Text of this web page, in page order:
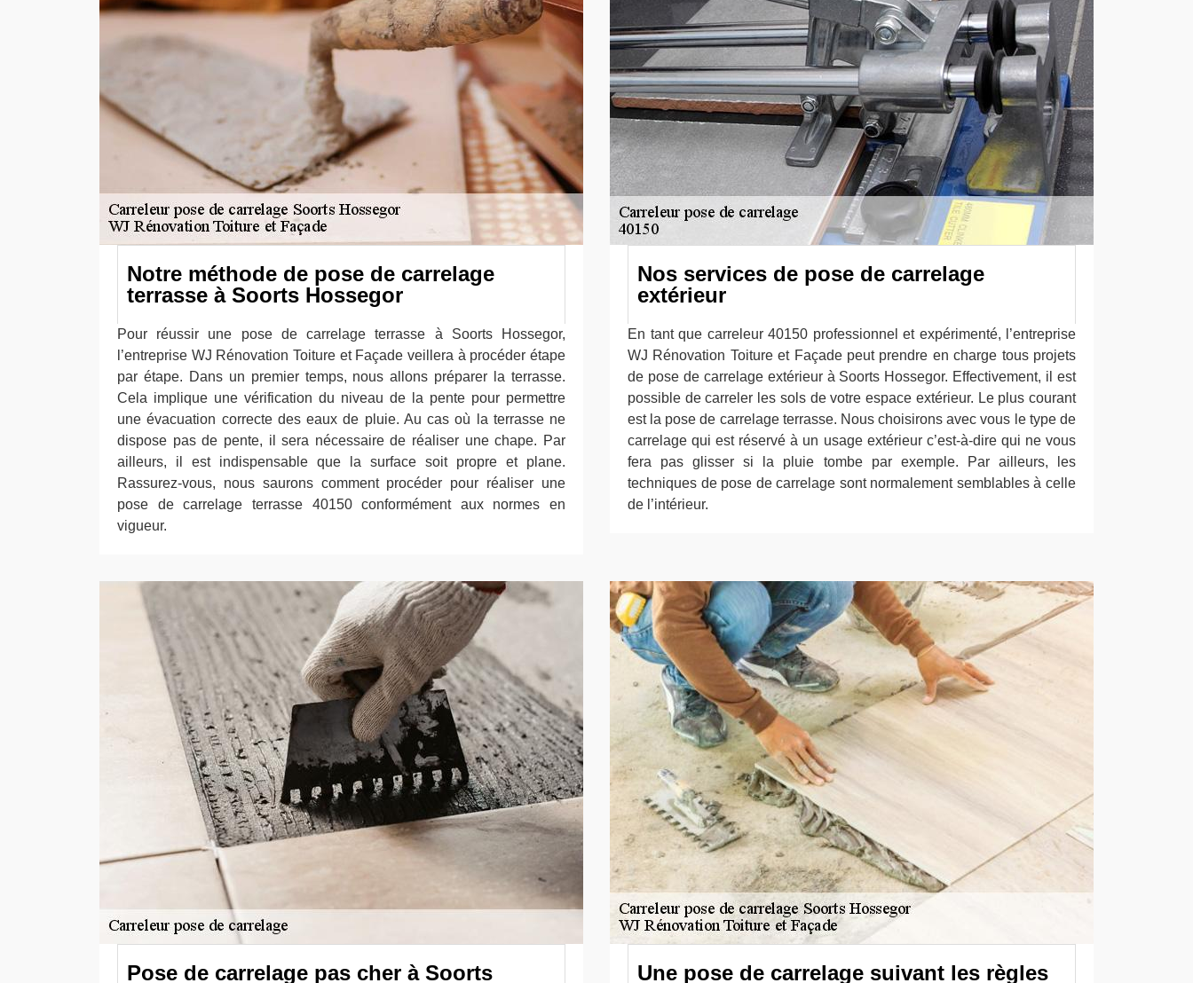
Notre méthode de pose de carrelage
terrasse à Soorts Hossegor
Pour réussir une pose de carrelage terrasse à Soorts Hossegor,
l’entreprise WJ Rénovation Toiture et Façade veillera à procéder étape
par étape. Dans un premier temps, nous allons préparer la terrasse.
Cela implique une vérification du niveau de la pente pour permettre
une évacuation correcte des eaux de pluie. Au cas où la terrasse ne
dispose pas de pente, il sera nécessaire de réaliser une chape. Par
ailleurs, il est indispensable que la surface soit propre et plane.
Rassurez-vous, nous saurons comment procéder pour réaliser une
pose de carrelage terrasse 40150 conformément aux normes en
vigueur.
Nos services de pose de carrelage
extérieur
En tant que carreleur 40150 professionnel et expérimenté, l’entreprise
WJ Rénovation Toiture et Façade peut prendre en charge tous projets
de pose de carrelage extérieur à Soorts Hossegor. Effectivement, il est
possible de carreler les sols de votre espace extérieur. Le plus courant
est la pose de carrelage terrasse. Nous choisirons avec vous le type de
carrelage qui est réservé à un usage extérieur c’est-à-dire qui ne vous
fera pas glisser si la pluie tombe par exemple. Par ailleurs, les
techniques de pose de carrelage sont normalement semblables à celle
de l’intérieur.
Pose de carrelage pas cher à Soorts
Une pose de carrelage suivant les règles